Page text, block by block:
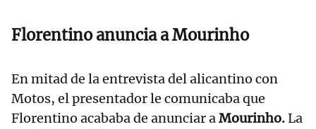
Florentino anuncia a Mourinho
En mitad de la entrevista del alicantino con
Motos, el presentador le comunicaba que
Florentino acababa de anunciar aMourinho.La